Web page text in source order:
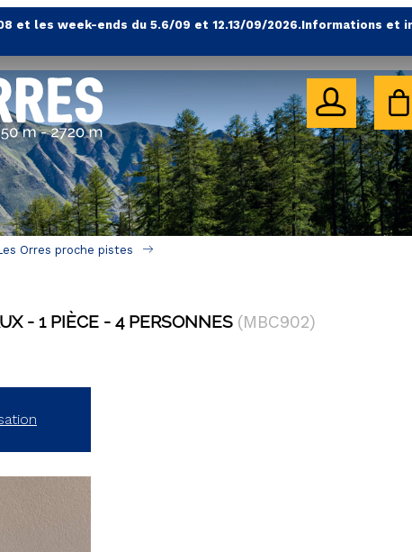
et les week-ends du 5.6/09 et 12.13/09/2026.Informations et
Orres proche pistes
1 PIÈCE 4 PERSONNES (MBC902)